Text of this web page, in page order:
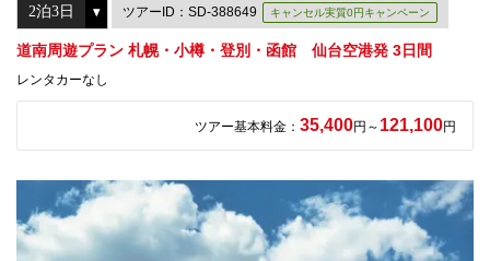
ツアーID：SD-388649 キャンセル実質0円キャンペーン
道南周遊プラン 札幌・小樽・登別・函館 仙台空港発 3日間
レンタカーなし
ツアー基本料金： 35,400円～ 121,100円